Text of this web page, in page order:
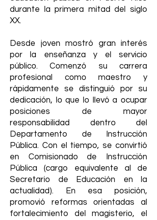
durante la primera mitad del siglo
XX.
Desde joven mostró gran interés
por la enseñanza y el servicio
público. Comenzó su carrera
profesional como maestro y
rápidamente se distinguió por su
dedicación, lo que lo llevó a ocupar
posiciones de mayor
responsabilidad dentro del
Departamento de Instrucción
Pública. Con el tiempo, se convirtió
en Comisionado de Instrucción
Pública (cargo equivalente al de
Secretario de Educación en la
actualidad). En esa posición,
promovió reformas orientadas al
fortalecimiento del magisterio, el